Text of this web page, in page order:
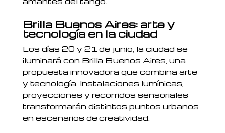
Brilla Buenos Aires: arte y
tecnología en la ciudad
Los días 20 y 21 de junio, la ciudad se
iluminará con Brilla Buenos Aires, una
propuesta innovadora que combina arte
y tecnología. Instalaciones lumínicas,
proyecciones y recorridos sensoriales
transformarán distintos puntos urbanos
en escenarios de creatividad.